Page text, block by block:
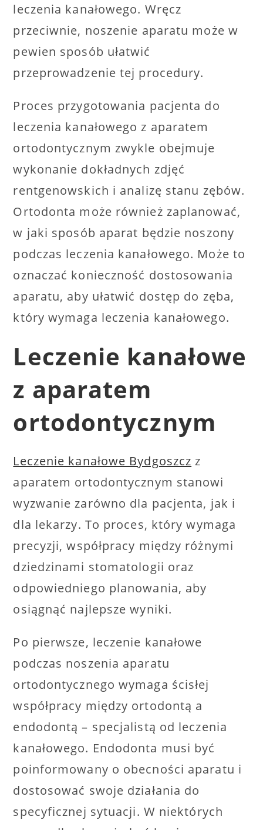
leczenia kanałowego. Wręcz
przeciwnie, noszenie aparatu może w
pewien sposób ułatwić
przeprowadzenie tej procedury.
Proces przygotowania pacjenta do
leczenia kanałowego z aparatem
ortodontycznym zwykle obejmuje
wykonanie dokładnych zdjęć
rentgenowskich i analizę stanu zębów.
Ortodonta może również zaplanować,
w jaki sposób aparat będzie noszony
podczas leczenia kanałowego. Może to
oznaczać konieczność dostosowania
aparatu, aby ułatwić dostęp do zęba,
który wymaga leczenia kanałowego.
Leczenie kanałowe
z aparatem
ortodontycznym
Leczenie kanałowe Bydgoszcz z
aparatem ortodontycznym stanowi
wyzwanie zarówno dla pacjenta, jak i
dla lekarzy. To proces, który wymaga
precyzji, współpracy między różnymi
dziedzinami stomatologii oraz
odpowiedniego planowania, aby
osiągnąć najlepsze wyniki.
Po pierwsze, leczenie kanałowe
podczas noszenia aparatu
ortodontycznego wymaga ścisłej
współpracy między ortodontą a
endodontą – specjalistą od leczenia
kanałowego. Endodonta musi być
poinformowany o obecności aparatu i
dostosować swoje działania do
specyficznej sytuacji. W niektórych